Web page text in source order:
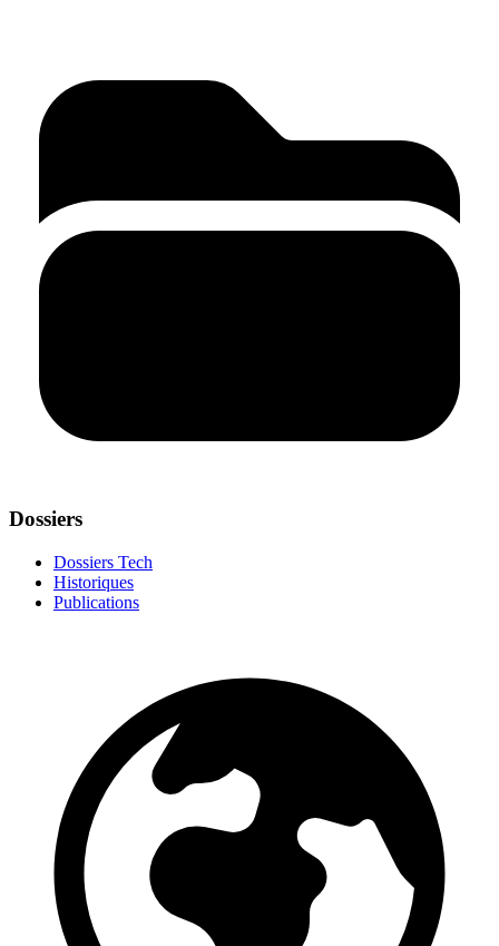
Dossiers
Dossiers Tech
Historiques
Publications